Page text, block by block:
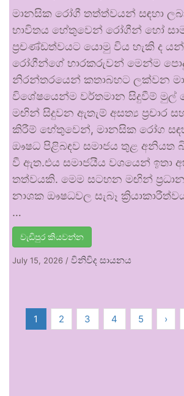
මානසික රෝගී තත්ත්වයන් සඳහා
භාවිතය හේතුවෙන් රෝගීන් හෝ
ප්‍රචණ්ඩත්වයට යොමු විය හැකි ද
රෝගීන්ගේ භාරකරුවන් මෙන්ම පොදු
නිරන්තරයෙන් කතාබහට ලක්වන
විශේෂයෙන්ම වර්තමාන සිදුවීම් මුල්
මඟින් සිදුවන ඇතැම් අසත්‍ය ප්‍රචාර
කිරීම් හේතුවෙන්, මානසික රෝග
ඖෂධ පිළිබඳව සමාජය තුළ අනියත
වී ඇත.එය සමාජයීය වශයෙන් ඉතා
තත්වයකි. මෙම සටහන මඟින්
නාශක ඖෂධවල සැබෑ
…
වැඩිපුර කියවන්න
July 15, 2026 / විනිවිද සායනය
1 2 3 4 5 ›